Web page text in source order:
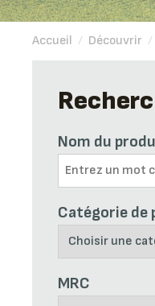
Accueil / Découvrir /
Nom du
Catégorie de
MRC